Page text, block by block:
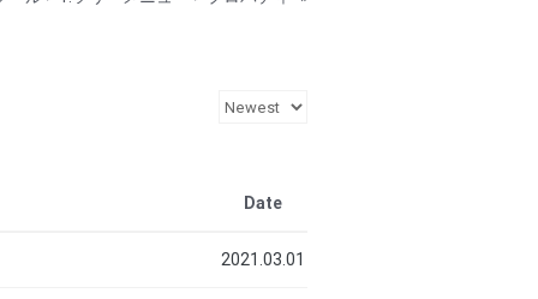
Date
2021.03.01